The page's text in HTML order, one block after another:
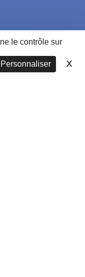
le contrôle sur
Personnaliser X